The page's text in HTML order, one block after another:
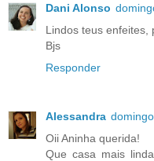
Dani Alonso
Lindos teus enfeites,
Bjs
Responder
Alessandra
Oii Aninha querida!
Que casa mais